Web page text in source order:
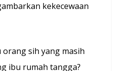
kekecewaan
sih yang masih
ibu rumah tangga?